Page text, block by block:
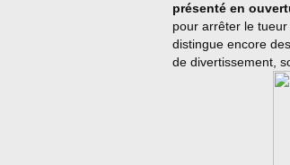
présenté en
pour arrêter le
distingue encore
de divertissement,